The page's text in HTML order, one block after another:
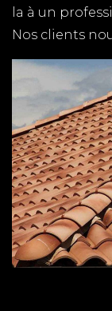
la à un
Nos clients